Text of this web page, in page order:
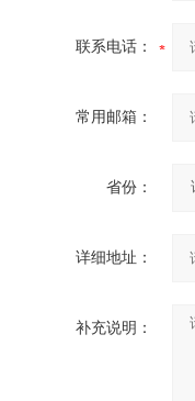
联系电话：
常用邮箱：
省份：
详细地址：
补充说明：